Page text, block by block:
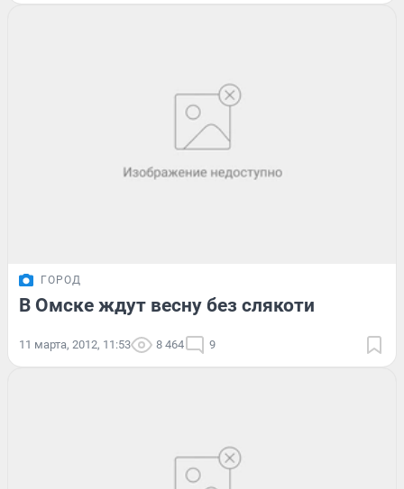
ГОРОД
В Омске ждут весну без слякоти
11 марта, 2012, 11:53 8 464 9